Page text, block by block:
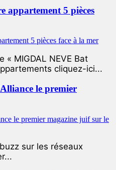
appartement 5 pièces
« MIGDAL NEVE Bat
cliquez-ici...
le premier
sur les réseaux